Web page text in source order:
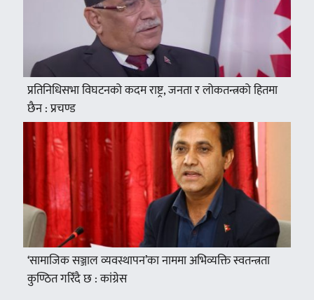
प्रतिनिधिसभा विघटनको कदम राष्ट्र, जनता र लोकतन्त्रको हितमा
छैन : प्रचण्ड
‘सामाजिक सञ्जाल व्यवस्थापन’का नाममा अभिव्यक्ति स्वतन्त्रता
कुण्ठित गरिँदै छ : कांग्रेस